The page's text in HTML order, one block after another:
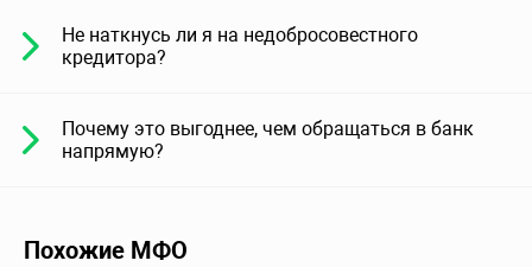
Не наткнусь ли я на недобросовестного
кредитора?
Почему это выгоднее, чем обращаться в банк
напрямую?
Похожие МФО